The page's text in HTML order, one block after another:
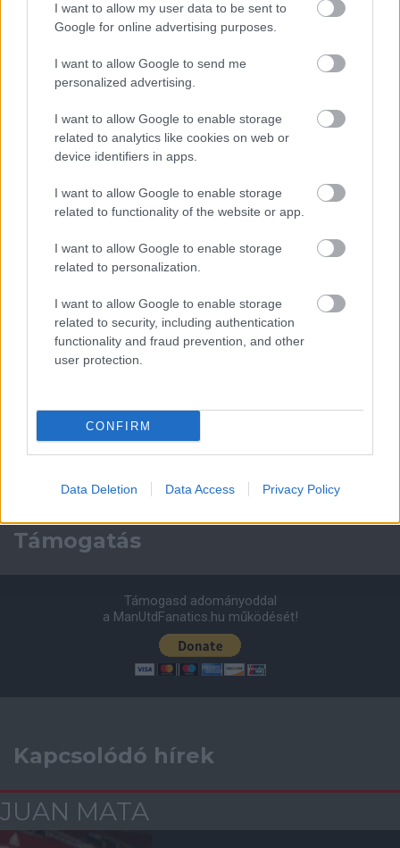
I want to allow my user data to be sent to
Google for online advertising purposes.
I want to allow Google to send me
personalized advertising.
I want to allow Google to enable storage
related to analytics like cookies on web or
device identifiers in apps.
I want to allow Google to enable storage
related to functionality of the website or app.
I want to allow Google to enable storage
related to personalization.
I want to allow Google to enable storage
related to security, including authentication
functionality and fraud prevention, and other
user protection.
CONFIRM
Data Deletion Data Access Privacy Policy
Meccs Center
Paris Saint-Germainvs
Manchester United
Felkészülési szezon 4. mérkőzés
2026-08-08 17:00
1 nap 2 óra 0 perc 59 másodperc
Manchester United
ELŐZŐ MÉRKŐZÉSEK
Támogatás
Támogasd adományoddal
a ManUtdFanatics.hu működését!
Kapcsolódó hírek
JUAN MATA